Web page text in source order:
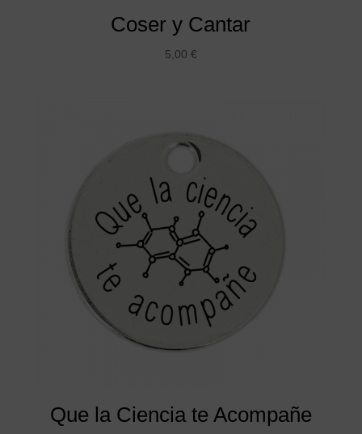
Coser y Cantar
5,00 €
Que la Ciencia te Acompañe